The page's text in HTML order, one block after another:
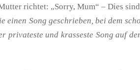
richtet: „Sorry, Mum“ – Dies
einen Song geschrieben, bei dem
privateste und krasseste Song auf